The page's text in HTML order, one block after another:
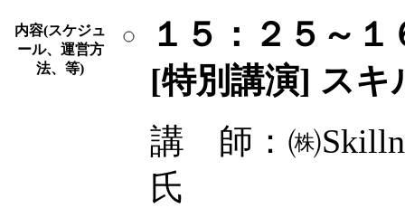
内容(スケジュ
ール、運営方
法、等)
１５：２５ ～ １
[特別講演] ス
講 師：㈱
氏